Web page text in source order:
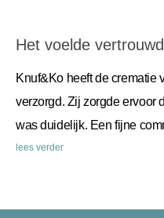
Het voelde vertrouwd
Knuf&Ko heeft de crematie
verzorgd. Zij zorgde ervoor
was duidelijk. Een fijne
lees verder